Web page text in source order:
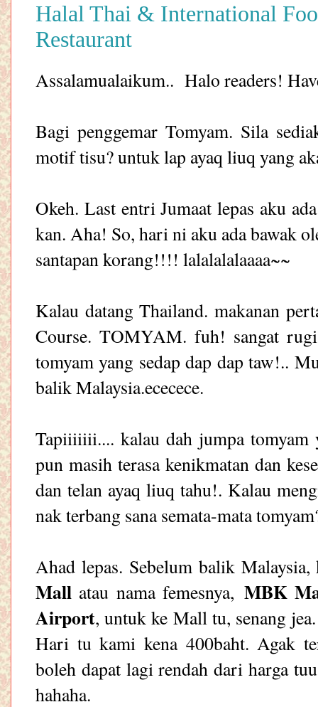
Halal Thai & International
Restaurant
Assalamualaikum.. Halo readers!
Bagi penggemar Tomyam. Sila
motif tisu? untuk lap ayaq liuq yang
Okeh. Last entri Jumaat lepas aku
kan. Aha! So, hari ni aku ada bawak
santapan korang!!!! lalalalalaaaa~~
Kalau datang Thailand. makanan
Course. TOMYAM. fuh! sangat
tomyam yang sedap dap dap taw!..
balik Malaysia.ececece.
Tapiiiiiii.... kalau dah jumpa tomyam
pun masih terasa kenikmatan dan
dan telan ayaq liuq tahu!. Kalau
nak terbang sana semata-mata
Ahad lepas. Sebelum balik
Mall atau nama femesnya, MBK
Airport, untuk ke Mall tu, senang
Hari tu kami kena 400baht. Agak
boleh dapat lagi rendah dari harga
hahaha.